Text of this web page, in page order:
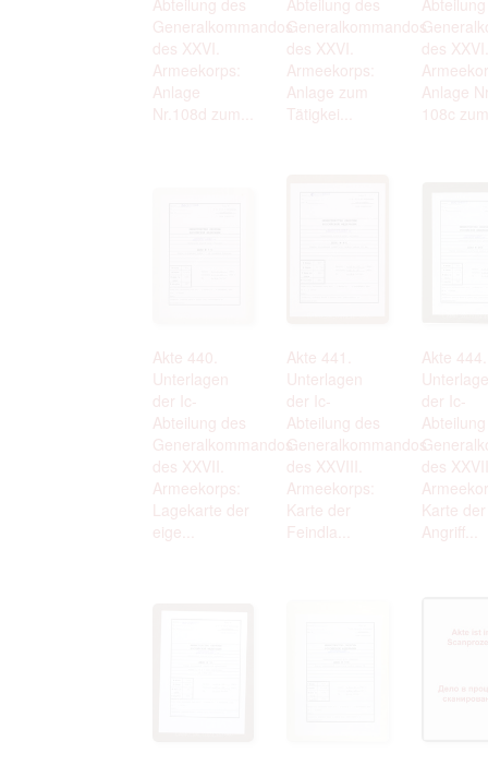
Generalkommandos
des XXVI.
Armeekorps:
Anlage
Nr.108d zum...
Generalkommandos
des XXVI.
Armeekorps:
Anlage zum
Tätigkei...
des XXVI.
Anlage
108c
Akte 440.
Unterlagen
der Ic-
Abteilung des
Generalkommandos
des XXVII.
Armeekorps:
Lagekarte der
eige...
Akte 441.
Unterlagen
der Ic-
Abteilung des
Generalkommandos
des XXVIII.
Armeekorps:
Karte der
Feindla...
Akte 444.
der Ic-
des
Karte der
Angriff...